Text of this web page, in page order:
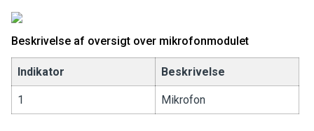
Beskrivelse af oversigt over mikrofonmodulet
Indikator Beskrivelse
1 Mikrofon